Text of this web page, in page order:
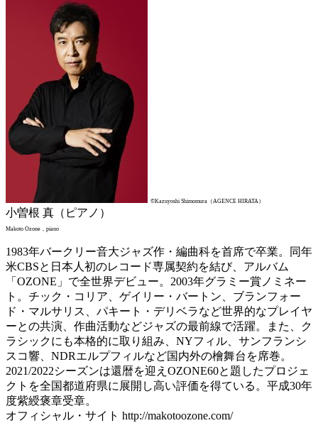
©Kazuyoshi Shimomura（AGENCE HIRATA）
小曽根 真（ピアノ）
Makoto Ozone，piano
1983年バークリー音大ジャズ作・編曲科を首席で卒業。同年
米CBSと日本人初のレコード専属契約を結び、アルバム
「OZONE」で全世界デビュー。2003年グラミー賞ノミネー
ト。チック・コリア、ゲイリー・バートン、ブランフォー
ド・マルサリス、パキート・デリベラなど世界的なプレイヤ
ーとの共演、作曲活動などジャズの最前線で活躍。また、ク
ラシックにも本格的に取り組み、NYフィル、サンフランシ
スコ響、NDRエルプフィルなど国内外の檜舞台を席巻。
2021/2022シーズンは還暦を迎えOZONE60と題したプロジェ
クトを全国都道府県に展開し高い評価を得ている。平成30年
度紫綬褒章受章。
オフィシャル・サイト http://makotoozone.com/